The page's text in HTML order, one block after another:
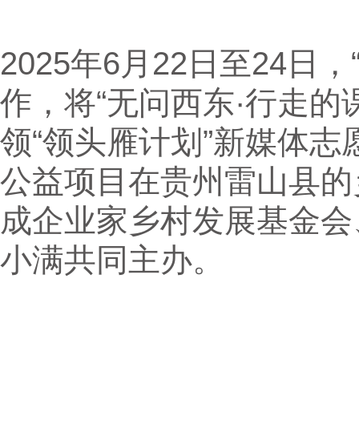
2025年6月22日至24日
作，将“无问西东·行走
领“领头雁计划”新媒体
公益项目在贵州雷山县
成企业家乡村发展基金
小满共同主办。